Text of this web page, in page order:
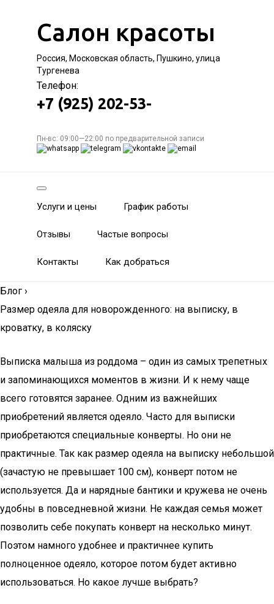
Салон красоты
Россия, Московская область, Пушкино, улица
Тургенева
Телефон:
+7 (925) 202-53-
Пн-вс: 09:00—22:00 по предварительной записи
Услуги и цены График работы
Отзывы Частые вопросы
Контакты Как добраться
Блог ›
Размер одеяла для новорожденного: на выписку, в
кроватку, в коляску
Выписка малыша из роддома – один из самых трепетных
и запоминающихся моментов в жизни. И к нему чаще
всего готовятся заранее. Одним из важнейших
приобретений является одеяло. Часто для выписки
приобретаются специальные конверты. Но они не
практичные. Так как размер одеяла на выписку небольшой
(зачастую не превышает 100 см), конверт потом не
используется. Да и нарядные бантики и кружева не очень
удобны в повседневной жизни. Не каждая семья может
позволить себе покупать конверт на несколько минут.
Поэтом намного удобнее и практичнее купить
полноценное одеяло, которое потом будет активно
использоваться. Но какое лучше выбрать?